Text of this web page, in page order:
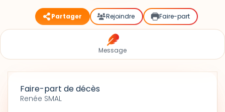
Partager Rejoindre Faire-part
Message
Faire-part de décès
Renée SMAL